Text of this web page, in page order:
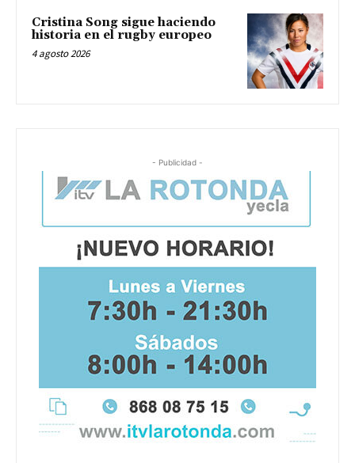
Cristina Song sigue haciendo
historia en el rugby europeo
4 agosto 2026
- Publicidad -